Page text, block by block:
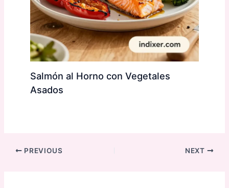
Salmón al Horno con Vegetales
Asados
PREVIOUS NEXT